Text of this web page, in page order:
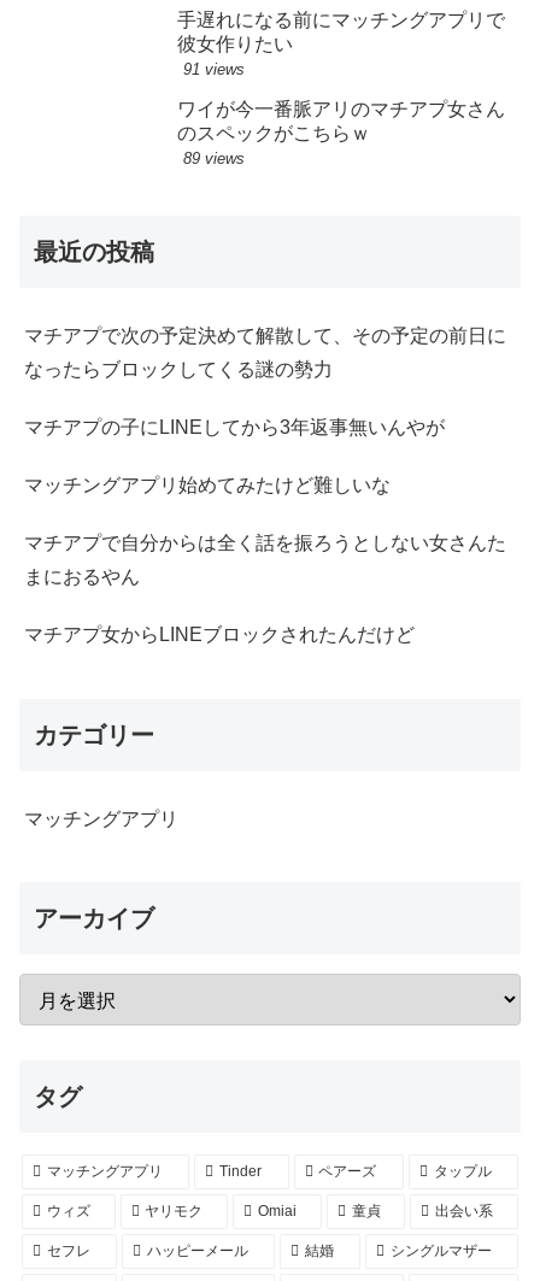
手遅れになる前にマッチングアプリで
彼女作りたい
91 views
ワイが今一番脈アリのマチアプ女さん
のスペックがこちらｗ
89 views
最近の投稿
マチアプで次の予定決めて解散して、その予定の前日に
なったらブロックしてくる謎の勢力
マチアプの子にLINEしてから3年返事無いんやが
マッチングアプリ始めてみたけど難しいな
マチアプで自分からは全く話を振ろうとしない女さんた
まにおるやん
マチアプ女からLINEブロックされたんだけど
カテゴリー
マッチングアプリ
アーカイブ
タグ
マッチングアプリ Tinder ペアーズ タップル
ウィズ ヤリモク Omiai 童貞 出会い系
セフレ ハッピーメール 結婚 シングルマザー